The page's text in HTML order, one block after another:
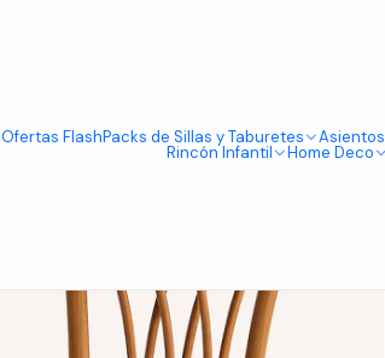
Ofertas FlashPacks de Sillas y Taburetes Asientos
Rincón Infantil Home Deco